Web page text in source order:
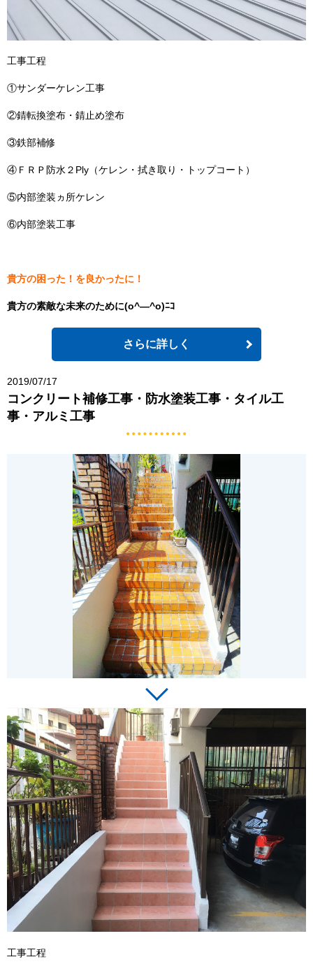
工事工程
①サンダーケレン工事
②錆転換塗布・錆止め塗布
③鉄部補修
④ＦＲＰ防水２Ply（ケレン・拭き取り・トップコート）
⑤内部塗装ヵ所ケレン
⑥内部塗装工事
貴方の困った！を良かったに！
貴方の素敵な未来のために(o^―^o)ﾆｺ
さらに詳しく
2019/07/17
コンクリート補修工事・防水塗装工事・タイル工
事・アルミ工事
工事工程